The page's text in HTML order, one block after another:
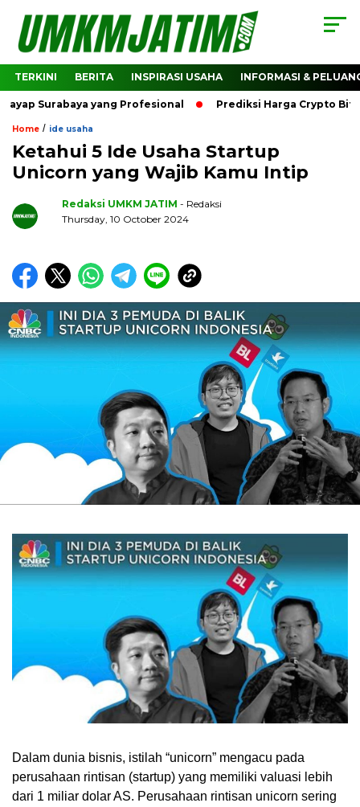
TERKINI BERITA INSPIRASI USAHA INFORMASI &
yang Profesional Prediksi Harga Crypto Bitcoin:
Home / ide usaha
Ketahui 5 Ide Usaha Startup
Unicorn yang Wajib Kamu Intip
Redaksi UMKM JATIM - Redaksi
Thursday, 10 October 2024
Dalam dunia bisnis, istilah “unicorn” mengacu pada
perusahaan rintisan (startup) yang memiliki valuasi lebih
dari 1 miliar dolar AS. Perusahaan rintisan unicorn sering